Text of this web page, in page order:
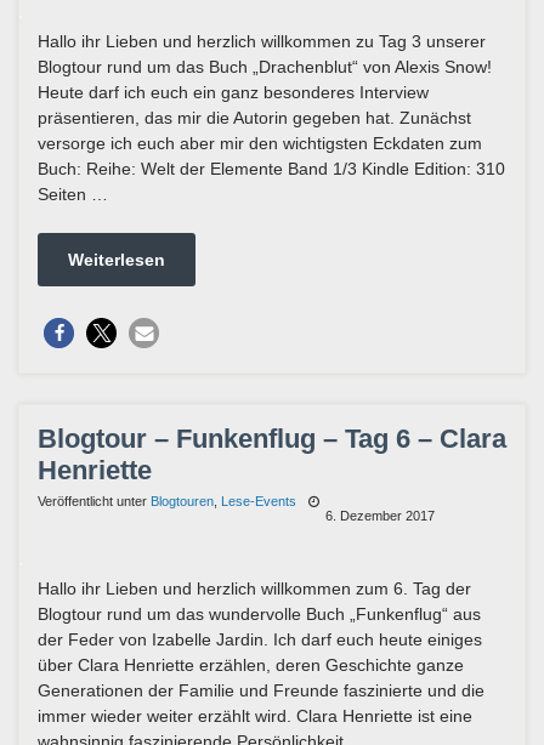
Hallo ihr Lieben und herzlich willkommen zu Tag 3 unserer
Blogtour rund um das Buch „Drachenblut“ von Alexis Snow!
Heute darf ich euch ein ganz besonderes Interview
präsentieren, das mir die Autorin gegeben hat. Zunächst
versorge ich euch aber mir den wichtigsten Eckdaten zum
Buch: Reihe: Welt der Elemente Band 1/3 Kindle Edition: 310
Seiten …
Weiterlesen
Blogtour – Funkenflug – Tag 6 – Clara
Henriette
Veröffentlicht unter Blogtouren Lese-Events
6. Dezember 2017
Hallo ihr Lieben und herzlich willkommen zum 6. Tag der
Blogtour rund um das wundervolle Buch „Funkenflug“ aus
der Feder von Izabelle Jardin. Ich darf euch heute einiges
über Clara Henriette erzählen, deren Geschichte ganze
Generationen der Familie und Freunde faszinierte und die
immer wieder weiter erzählt wird. Clara Henriette ist eine